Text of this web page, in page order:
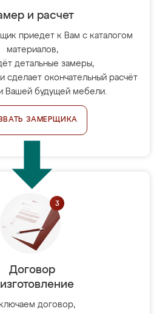
и расчет
приедет к Вам с каталогом
материалов,
детальные замеры,
сделает окончательный расчёт
Вашей будущей мебели.
ЗАМЕРЩИКА
Договор
договор,